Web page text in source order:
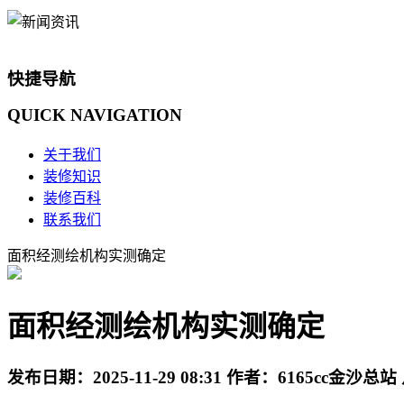
快捷导航
QUICK NAVIGATION
关于我们
装修知识
装修百科
联系我们
面积经测绘机构实测确定
面积经测绘机构实测确定
发布日期： 2025-11-29 08:31 作者： 6165cc金沙总站